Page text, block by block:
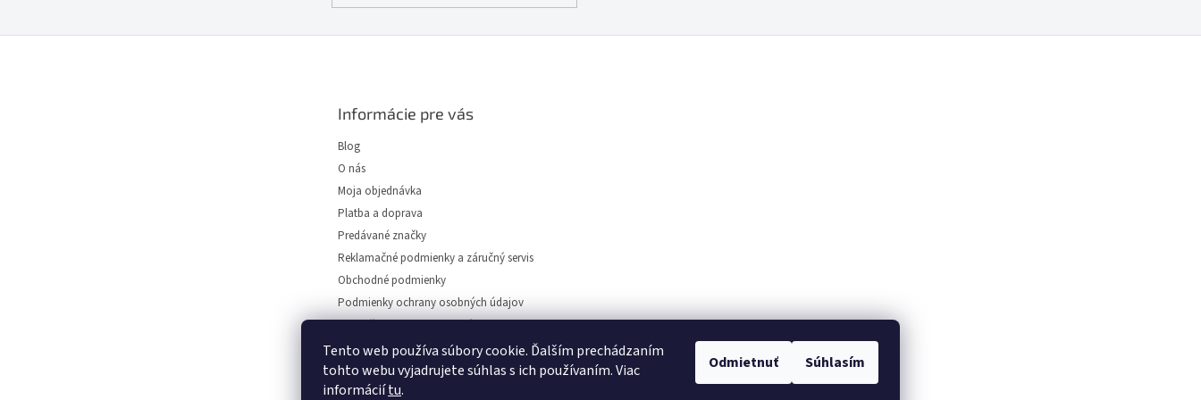
Tento web používa súbory cookie. Ďalším prechádzaním
tohto webu vyjadrujete súhlas s ich používaním. Viac
informáciítu.
Odmietnuť Súhlasím
Informácie pre vás
Blog
O nás
Moja objednávka
Platba a doprava
Predávané značky
Reklamačné podmienky a záručný servis
Obchodné podmienky
Podmienky ochrany osobných údajov
Napíšte nám
Kontakt